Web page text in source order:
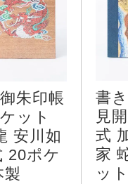
朱印帳
ット
安川如
20ポケ
製
書
見
式
家
ッ